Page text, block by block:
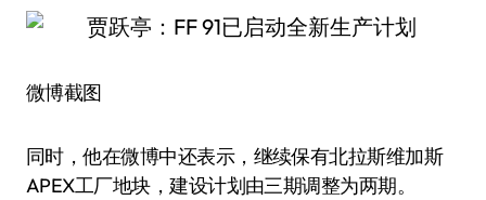
微博截图
同时，他在微博中还表示，继续保有北拉斯维加斯
APEX工厂地块，建设计划由三期调整为两期。